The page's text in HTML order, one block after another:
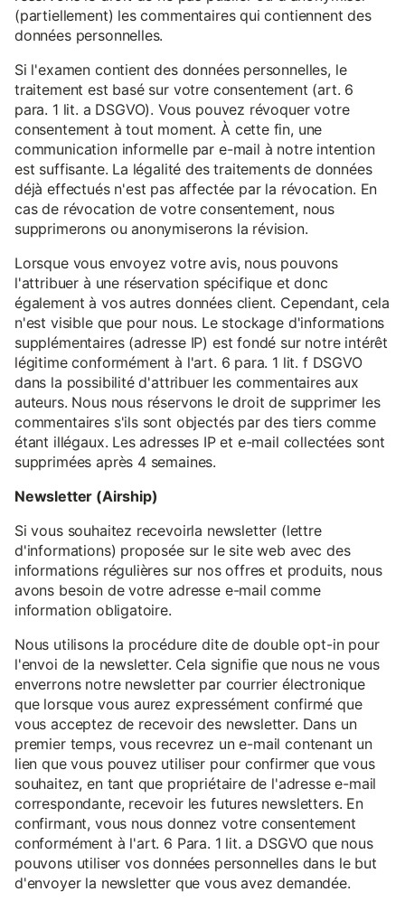
(partiellement) les commentaires qui contiennent des
données personnelles.
Si l'examen contient des données personnelles, le
traitement est basé sur votre consentement (art. 6
para. 1 lit. a DSGVO). Vous pouvez révoquer votre
consentement à tout moment. À cette fin, une
communication informelle par e-mail à notre intention
est suffisante. La légalité des traitements de données
déjà effectués n'est pas affectée par la révocation. En
cas de révocation de votre consentement, nous
supprimerons ou anonymiserons la révision.
Lorsque vous envoyez votre avis, nous pouvons
l'attribuer à une réservation spécifique et donc
également à vos autres données client. Cependant, cela
n'est visible que pour nous. Le stockage d'informations
supplémentaires (adresse IP) est fondé sur notre intérêt
légitime conformément à l'art. 6 para. 1 lit. f DSGVO
dans la possibilité d'attribuer les commentaires aux
auteurs. Nous nous réservons le droit de supprimer les
commentaires s'ils sont objectés par des tiers comme
étant illégaux. Les adresses IP et e-mail collectées sont
supprimées après 4 semaines.
Newsletter (Airship)
Si vous souhaitez recevoirla newsletter (lettre
d'informations) proposée sur le site web avec des
informations régulières sur nos offres et produits, nous
avons besoin de votre adresse e-mail comme
information obligatoire.
Nous utilisons la procédure dite de double opt-in pour
l'envoi de la newsletter. Cela signifie que nous ne vous
enverrons notre newsletter par courrier électronique
que lorsque vous aurez expressément confirmé que
vous acceptez de recevoir des newsletter. Dans un
premier temps, vous recevrez un e-mail contenant un
lien que vous pouvez utiliser pour confirmer que vous
souhaitez, en tant que propriétaire de l'adresse e-mail
correspondante, recevoir les futures newsletters. En
confirmant, vous nous donnez votre consentement
conformément à l'art. 6 Para. 1 lit. a DSGVO que nous
pouvons utiliser vos données personnelles dans le but
d'envoyer la newsletter que vous avez demandée.